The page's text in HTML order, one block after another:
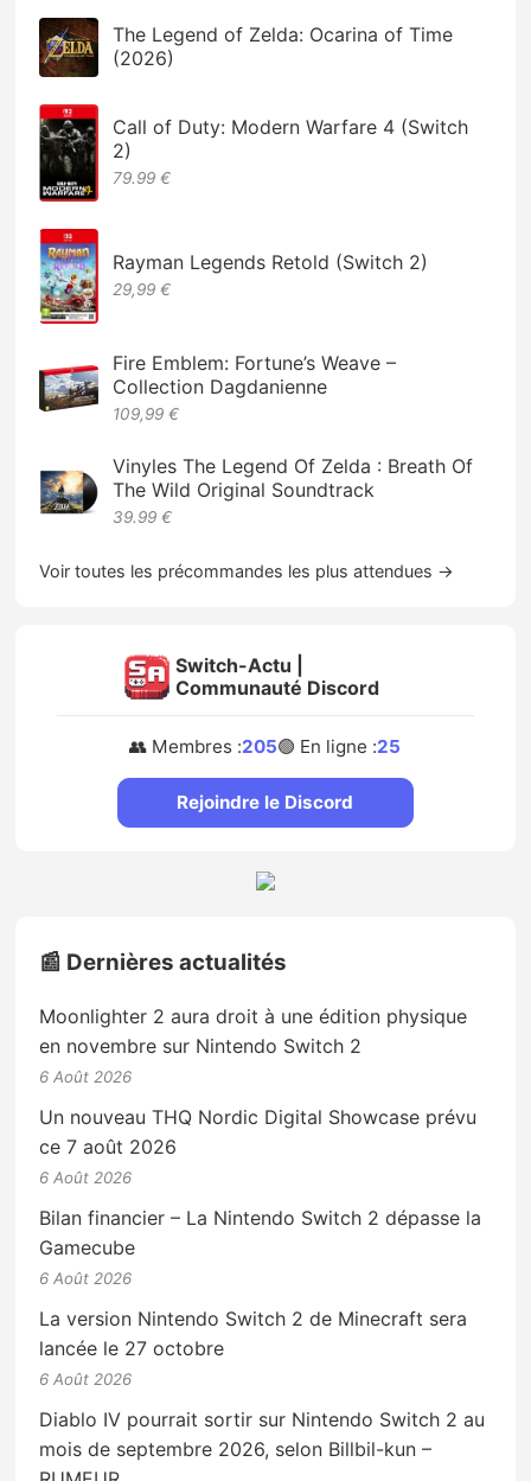
The Legend of Zelda: Ocarina of Time
(2026)
Call of Duty: Modern Warfare 4 (Switch
2)
79.99 €
Rayman Legends Retold (Switch 2)
29,99 €
Fire Emblem: Fortune’s Weave –
Collection Dagdanienne
109,99 €
Vinyles The Legend Of Zelda : Breath Of
The Wild Original Soundtrack
39.99 €
Voir toutes les précommandes les plus attendues →
Switch-Actu |
Communauté Discord
👥 Membres :205🟢 En ligne :25
Rejoindre le Discord
📰 Dernières actualités
Moonlighter 2 aura droit à une édition physique
en novembre sur Nintendo Switch 2
6 Août 2026
Un nouveau THQ Nordic Digital Showcase prévu
ce 7 août 2026
6 Août 2026
Bilan financier – La Nintendo Switch 2 dépasse la
Gamecube
6 Août 2026
La version Nintendo Switch 2 de Minecraft sera
lancée le 27 octobre
6 Août 2026
Diablo IV pourrait sortir sur Nintendo Switch 2 au
mois de septembre 2026, selon Billbil-kun –